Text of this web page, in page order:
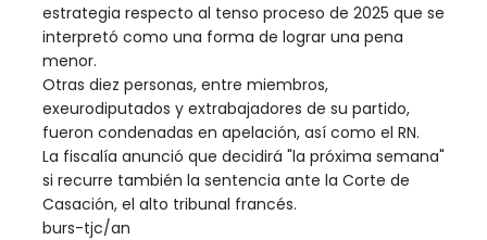
estrategia respecto al tenso proceso de 2025 que se
interpretó como una forma de lograr una pena
menor.
Otras diez personas, entre miembros,
exeurodiputados y extrabajadores de su partido,
fueron condenadas en apelación, así como el RN.
La fiscalía anunció que decidirá "la próxima semana"
si recurre también la sentencia ante la Corte de
Casación, el alto tribunal francés.
burs-tjc/an